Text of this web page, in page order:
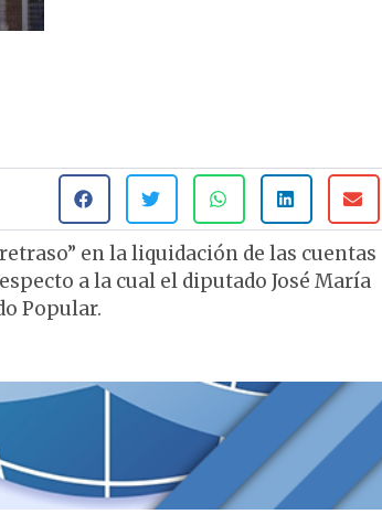
en la liquidación de las cuentas
a la cual el diputado José María
Popular.